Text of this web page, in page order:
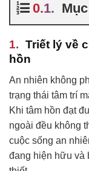
Triết lý về
hồn
An nhiên không
trạng thái tâm trí
Khi tâm hồn đạt
ngoài đều không
cuộc sống an
đang hiện hữu và